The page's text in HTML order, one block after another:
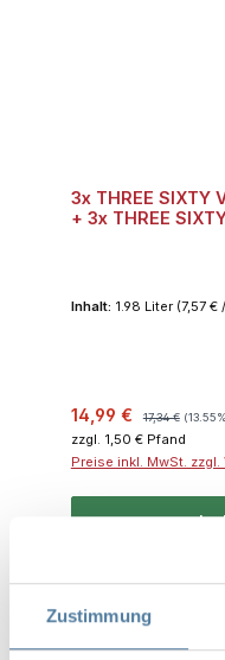
Zustimmung
3x THREE SIXTY
+ 3x THREE
Inhalt: 1.98 Liter (7,57 €
Verkaufspreis:
14,99 € Regulärer Preis:
17,34 €
zzgl. 1,50 € Pfand
Preise inkl. MwSt.
In